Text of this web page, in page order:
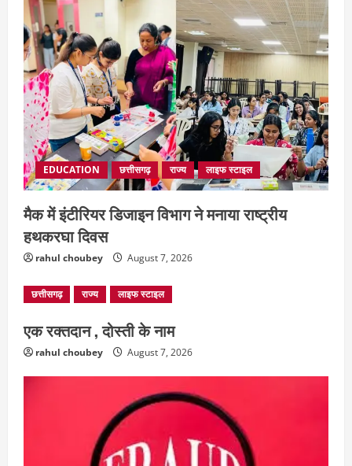
EDUCATION छत्तीसगढ़ राज्य लाइफ स्टाइल
मैक में इंटीरियर डिजाइन विभाग ने मनाया राष्ट्रीय
हथकरघा दिवस
rahul choubey August 7, 2026
छत्तीसगढ़ राज्य लाइफ स्टाइल
एक रक्तदान , दोस्ती के नाम
rahul choubey August 7, 2026